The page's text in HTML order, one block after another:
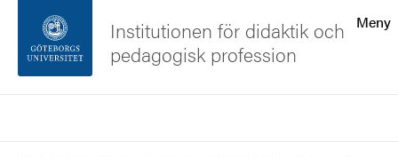
Sidfoten
Meny
Institutionen för didaktik och
pedagogisk profession